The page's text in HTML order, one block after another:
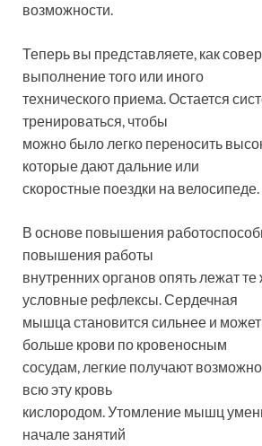
возможности.
Теперь вы представляете, как
выполнение того или иного
технического приема. Остается
тренироваться, чтобы
можно было легко переносить
которые дают дальние или
скоростные поездки на велосипеде.
В основе повышения
повышения работы
внутренних органов опять лежат
условные рефлексы. Сердечная
мышца становится сильнее и может
больше крови по кровеносным
сосудам, легкие получают
всю эту кровь
кислородом. Утомление мышц
начале занятий